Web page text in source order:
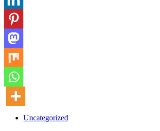
Uncategorized